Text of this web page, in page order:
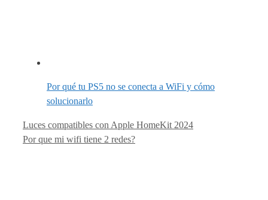
Por qué tu PS5 no se conecta a WiFi y cómo
solucionarlo
Luces compatibles con Apple HomeKit 2024
Por que mi wifi tiene 2 redes?